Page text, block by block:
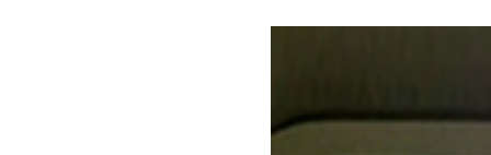
فرصت‌های شغلی